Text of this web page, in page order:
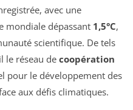
avec une
mondiale dépassant 1,5°C,
scientifique. De tels
le réseau de coopération
pour le développement des
aux défis climatiques.